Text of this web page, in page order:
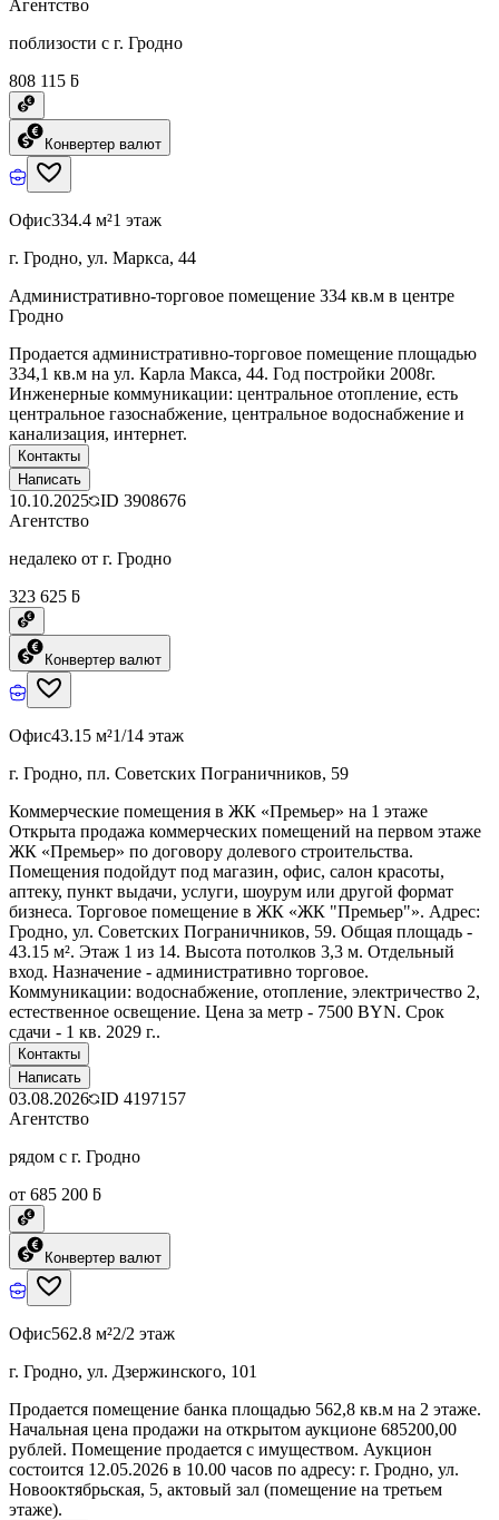
Агентство
поблизости с г. Гродно
808 115 ƃ
Конвертер валют
Офис334.4 м²1 этаж
г. Гродно, ул. Маркса, 44
Административно-торговое помещение 334 кв.м в центре
Гродно
Продается административно-торговое помещение площадью
334,1 кв.м на ул. Карла Макса, 44. Год постройки 2008г.
Инженерные коммуникации: центральное отопление, есть
центральное газоснабжение, центральное водоснабжение и
канализация, интернет.
Контакты
Написать
10.10.2025 ID 3908676
Агентство
недалеко от г. Гродно
323 625 ƃ
Конвертер валют
Офис43.15 м²1/14 этаж
г. Гродно, пл. Советских Пограничников, 59
Коммерческие помещения в ЖК «Премьер» на 1 этаже
Открыта продажа коммерческих помещений на первом этаже
ЖК «Премьер» по договору долевого строительства.
Помещения подойдут под магазин, офис, салон красоты,
аптеку, пункт выдачи, услуги, шоурум или другой формат
бизнеса. Торговое помещение в ЖК «ЖК "Премьер"». Адрес:
Гродно, ул. Советских Пограничников, 59. Общая площадь -
43.15 м². Этаж 1 из 14. Высота потолков 3,3 м. Отдельный
вход. Назначение - административно торговое.
Коммуникации: водоснабжение, отопление, электричество 2,
естественное освещение. Цена за метр - 7500 BYN. Срок
сдачи - 1 кв. 2029 г..
Контакты
Написать
03.08.2026 ID 4197157
Агентство
рядом с г. Гродно
от 685 200 ƃ
Конвертер валют
Офис562.8 м²2/2 этаж
г. Гродно, ул. Дзержинского, 101
Продается помещение банка площадью 562,8 кв.м на 2 этаже.
Начальная цена продажи на открытом аукционе 685200,00
рублей. Помещение продается с имуществом. Аукцион
состоится 12.05.2026 в 10.00 часов по адресу: г. Гродно, ул.
Новооктябрьская, 5, актовый зал (помещение на третьем
этаже).